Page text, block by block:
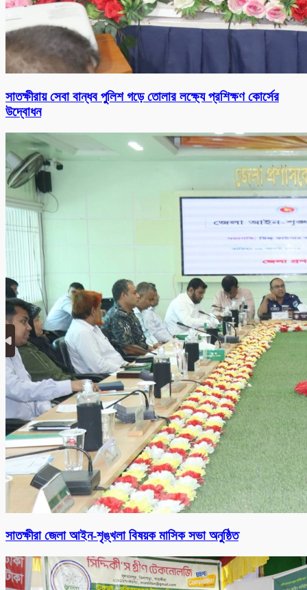
সাতক্ষীরায় সেবা বান্ধব পুলিশ গড়ে তোলার লক্ষ্যে প্রশিক্ষণ কোর্সের
উদ্বোধন
সাতক্ষীরা জেলা আইন-শৃঙ্খলা বিষয়ক মাসিক সভা অনুষ্ঠিত